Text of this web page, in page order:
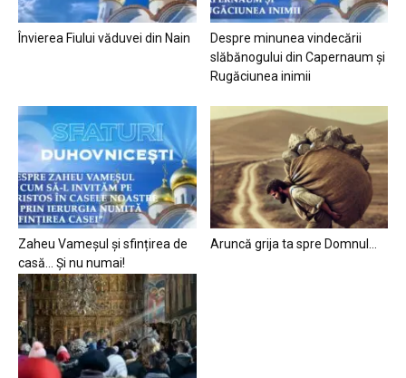
Învierea Fiului văduvei din Nain
Despre minunea vindecării
slăbănogului din Capernaum și
Rugăciunea inimii
Zaheu Vameșul și sfințirea de
casă… Și nu numai!
Aruncă grija ta spre Domnul…